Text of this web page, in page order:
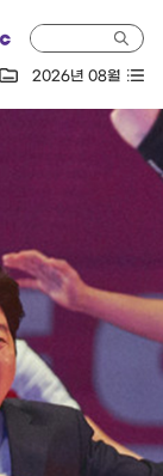
2026년 08월